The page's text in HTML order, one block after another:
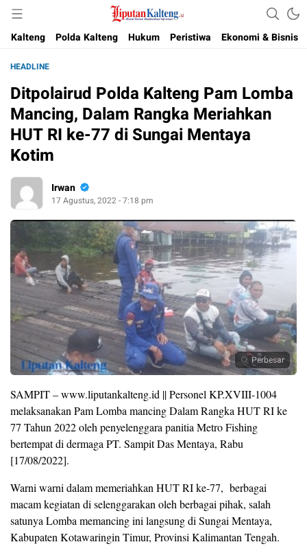
Liputan Kalteng
Akurat, Terpercaya & Independent
Kalteng
Polda Kalteng Hukum Peristiwa Ekonomi & Bisnis
HEADLINE
Ditpolairud Polda Kalteng Pam Lomba
Mancing, Dalam Rangka Meriahkan
HUT RI ke-77 di Sungai Mentaya
Kotim
Irwan
17 Agustus, 2022 - 7:18 pm
Perbesar
SAMPIT – www.liputankalteng.id || Personel KP.XVIII-1004
melaksanakan Pam Lomba mancing Dalam Rangka HUT RI ke
77 Tahun 2022 oleh penyelenggara panitia Metro Fishing
bertempat di dermaga PT. Sampit Das Mentaya, Rabu
[17/08/2022].
Warni warni dalam memeriahkan HUT RI ke-77, berbagai
macam kegiatan di selenggarakan oleh berbagai pihak, salah
satunya Lomba memancing ini langsung di Sungai Mentaya,
Kabupaten Kotawaringin Timur, Provinsi Kalimantan Tengah.